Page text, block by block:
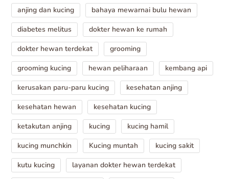
anjing dan kucing
bahaya mewarnai bulu hewan
diabetes melitus
dokter hewan ke rumah
dokter hewan terdekat
grooming
grooming kucing
hewan peliharaan
kembang api
kerusakan paru-paru kucing
kesehatan anjing
kesehatan hewan
kesehatan kucing
ketakutan anjing
kucing
kucing hamil
kucing munchkin
Kucing muntah
kucing sakit
kutu kucing
layanan dokter hewan terdekat